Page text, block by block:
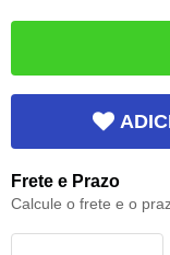
Frete e Prazo
Calcule o frete e o